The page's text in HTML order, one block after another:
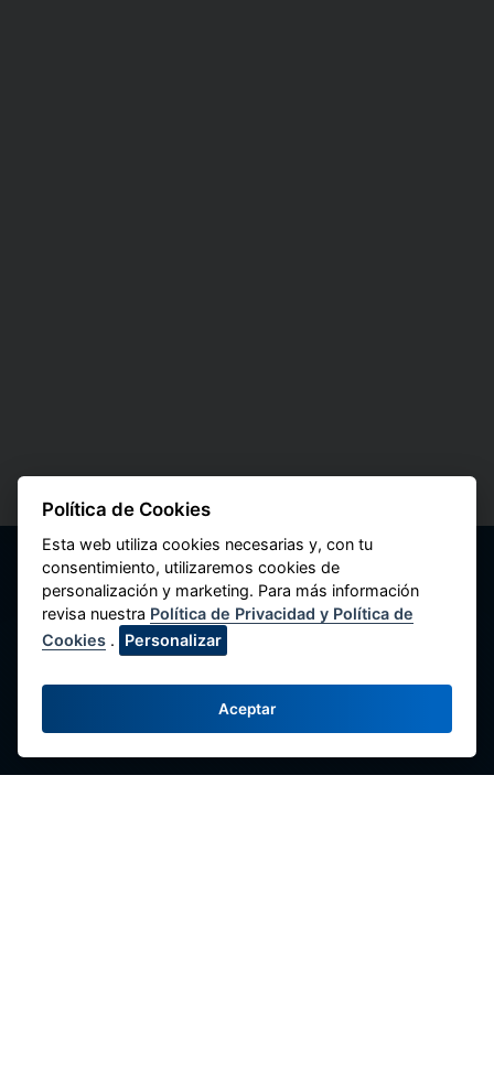
National Federation of Savings and Credit
Cooperatives of Peru
Política de Cookies
Esta web utiliza cookies necesarias y, con tu
consentimiento, utilizaremos cookies de
personalización y marketing. Para más información
revisa nuestra Política de Privacidad y Política de
Cookies . Personalizar
Aceptar